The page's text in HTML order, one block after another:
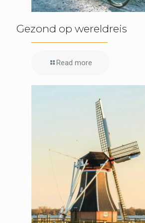
Gezond op wereldreis
Read more